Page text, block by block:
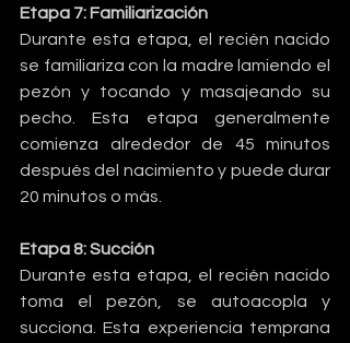
Etapa 7: Familiarización
Durante esta etapa, el recién nacido
se familiariza con la madre lamiendo el
pezón y tocando y masajeando su
pecho. Esta etapa generalmente
comienza alrededor de 45 minutos
después del nacimiento y puede durar
20 minutos o más.
Etapa 8: Succión
Durante esta etapa, el recién nacido
toma el pezón, se autoacopla y
succiona. Esta experiencia temprana